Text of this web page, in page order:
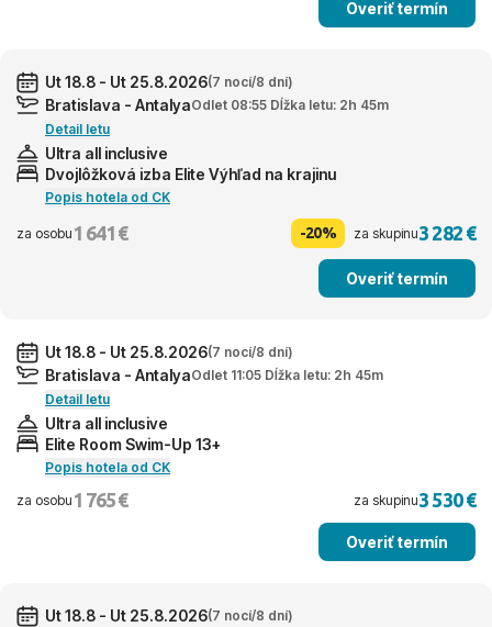
Overiť termín
Ut 18.8 - Ut 25.8.2026(7 nocí/8 dní)
Bratislava - AntalyaOdlet 08:55 Dĺžka letu: 2h 45m
Detail letu
Ultra all inclusive
Dvojlôžková izba Elite Výhľad na krajinu
Popis hotela od CK
za osobu 1 641 € -20% za skupinu3 282 €
Overiť termín
Ut 18.8 - Ut 25.8.2026(7 nocí/8 dní)
Bratislava - AntalyaOdlet 11:05 Dĺžka letu: 2h 45m
Detail letu
Ultra all inclusive
Elite Room Swim-Up 13+
Popis hotela od CK
za osobu 1 765 € za skupinu3 530 €
Overiť termín
Ut 18.8 - Ut 25.8.2026(7 nocí/8 dní)